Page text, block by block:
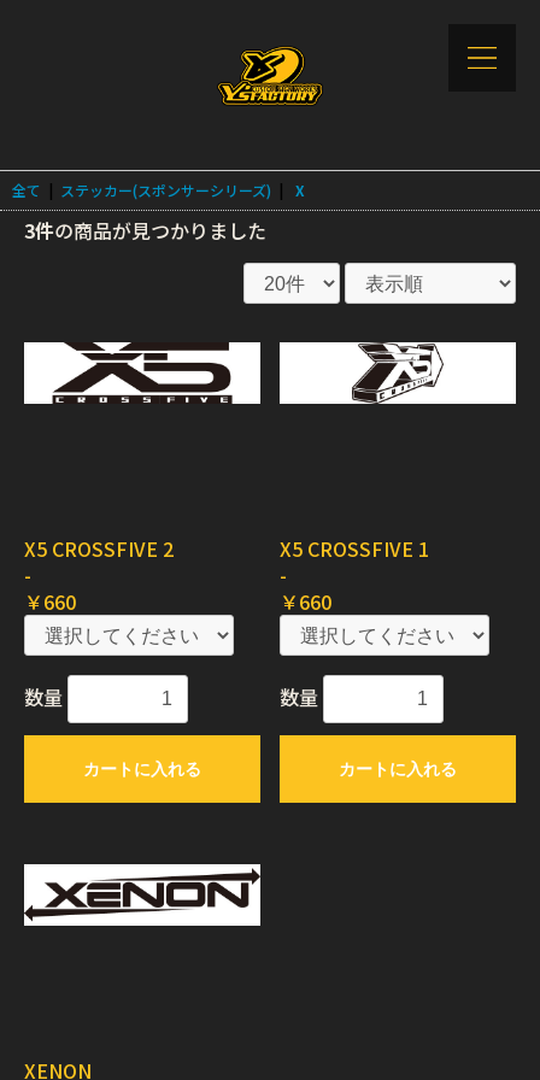
全て | ステッカー(スポンサーシリーズ) | X
3件の商品が見つかりました
X5 CROSSFIVE 2
-
￥660
数量
カートに入れる
X5 CROSSFIVE 1
-
￥660
数量
カートに入れる
XENON